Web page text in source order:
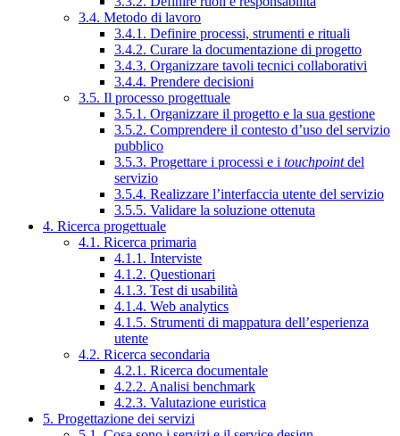
3.4. Metodo di lavoro
3.4.1. Definire processi, strumenti e rituali
3.4.2. Curare la documentazione di progetto
3.4.3. Organizzare tavoli tecnici collaborativi
3.4.4. Prendere decisioni
3.5. Il processo progettuale
3.5.1. Organizzare il progetto e la sua gestione
3.5.2. Comprendere il contesto d’uso del servizio
pubblico
3.5.3. Progettare i processi e i touchpointdel
servizio
3.5.4. Realizzare l’interfaccia utente del servizio
3.5.5. Validare la soluzione ottenuta
4. Ricerca progettuale
4.1. Ricerca primaria
4.1.1. Interviste
4.1.2. Questionari
4.1.3. Test di usabilità
4.1.4. Web analytics
4.1.5. Strumenti di mappatura dell’esperienza
utente
4.2. Ricerca secondaria
4.2.1. Ricerca documentale
4.2.2. Analisi benchmark
4.2.3. Valutazione euristica
5. Progettazione dei servizi